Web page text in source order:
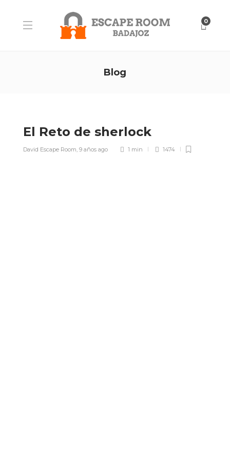
0
Blog
El Reto de sherlock
David Escape Room, 9 años ago 1 min 1474